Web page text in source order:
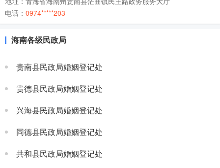
电话： 0974*****203
海南各级民政局
贵南县民政局婚姻登记处
贵德县民政局婚姻登记处
兴海县民政局婚姻登记处
同德县民政局婚姻登记处
共和县民政局婚姻登记处